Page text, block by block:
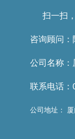
扫一扫
咨询顾问：
公司名称：
联系电话：
公司地址：